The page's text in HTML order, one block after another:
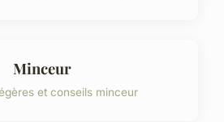
Minceur
et conseils minceur